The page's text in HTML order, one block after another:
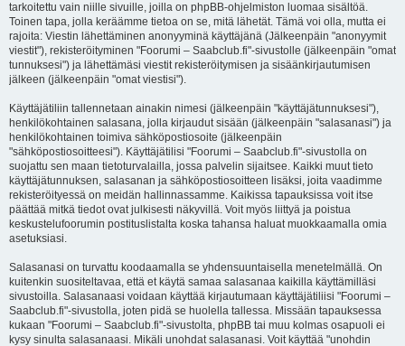
tarkoitettu vain niille sivuille, joilla on phpBB-ohjelmiston luomaa sisältöä.
Toinen tapa, jolla keräämme tietoa on se, mitä lähetät. Tämä voi olla, mutta ei
rajoita: Viestin lähettäminen anonyyminä käyttäjänä (Jälkeenpäin "anonyymit
viestit"), rekisteröityminen "Foorumi – Saabclub.fi"-sivustolle (jälkeenpäin "omat
tunnuksesi") ja lähettämäsi viestit rekisteröitymisen ja sisäänkirjautumisen
jälkeen (jälkeenpäin "omat viestisi").
Käyttäjätiliin tallennetaan ainakin nimesi (jälkeenpäin "käyttäjätunnuksesi"),
henkilökohtainen salasana, jolla kirjaudut sisään (jälkeenpäin "salasanasi") ja
henkilökohtainen toimiva sähköpostiosoite (jälkeenpäin
"sähköpostiosoitteesi"). Käyttäjätilisi "Foorumi – Saabclub.fi"-sivustolla on
suojattu sen maan tietoturvalailla, jossa palvelin sijaitsee. Kaikki muut tieto
käyttäjätunnuksen, salasanan ja sähköpostiosoitteen lisäksi, joita vaadimme
rekisteröityessä on meidän hallinnassamme. Kaikissa tapauksissa voit itse
päättää mitkä tiedot ovat julkisesti näkyvillä. Voit myös liittyä ja poistua
keskustelufoorumin postituslistalta koska tahansa haluat muokkaamalla omia
asetuksiasi.
Salasanasi on turvattu koodaamalla se yhdensuuntaisella menetelmällä. On
kuitenkin suositeltavaa, että et käytä samaa salasanaa kaikilla käyttämilläsi
sivustoilla. Salasanaasi voidaan käyttää kirjautumaan käyttäjätiliisi "Foorumi –
Saabclub.fi"-sivustolla, joten pidä se huolella tallessa. Missään tapauksessa
kukaan "Foorumi – Saabclub.fi"-sivustolta, phpBB tai muu kolmas osapuoli ei
kysy sinulta salasanaasi. Mikäli unohdat salasanasi. Voit käyttää "unohdin